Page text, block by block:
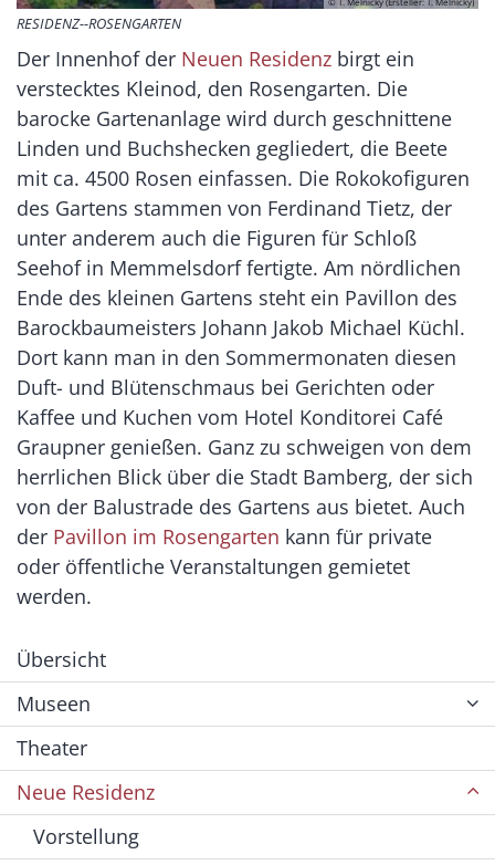
RESIDENZ--ROSENGARTEN
Der Innenhof der Neuen Residenz birgt ein
verstecktes Kleinod, den Rosengarten. Die
barocke Gartenanlage wird durch geschnittene
Linden und Buchshecken gegliedert, die Beete
mit ca. 4500 Rosen einfassen. Die Rokokofiguren
des Gartens stammen von Ferdinand Tietz, der
unter anderem auch die Figuren für Schloß
Seehof in Memmelsdorf fertigte. Am nördlichen
Ende des kleinen Gartens steht ein Pavillon des
Barockbaumeisters Johann Jakob Michael Küchl.
Dort kann man in den Sommermonaten diesen
Duft- und Blütenschmaus bei Gerichten oder
Kaffee und Kuchen vom Hotel Konditorei Café
Graupner genießen. Ganz zu schweigen von dem
herrlichen Blick über die Stadt Bamberg, der sich
von der Balustrade des Gartens aus bietet. Auch
der Pavillon im Rosengarten kann für private
oder öffentliche Veranstaltungen gemietet
werden.
Übersicht
Museen
Theater
Neue Residenz
Vorstellung